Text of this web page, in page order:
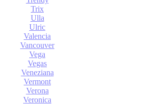
Trix
Ulla
Ulric
Valencia
Vancouver
Vega
Vegas
Veneziana
Vermont
Verona
Veronica